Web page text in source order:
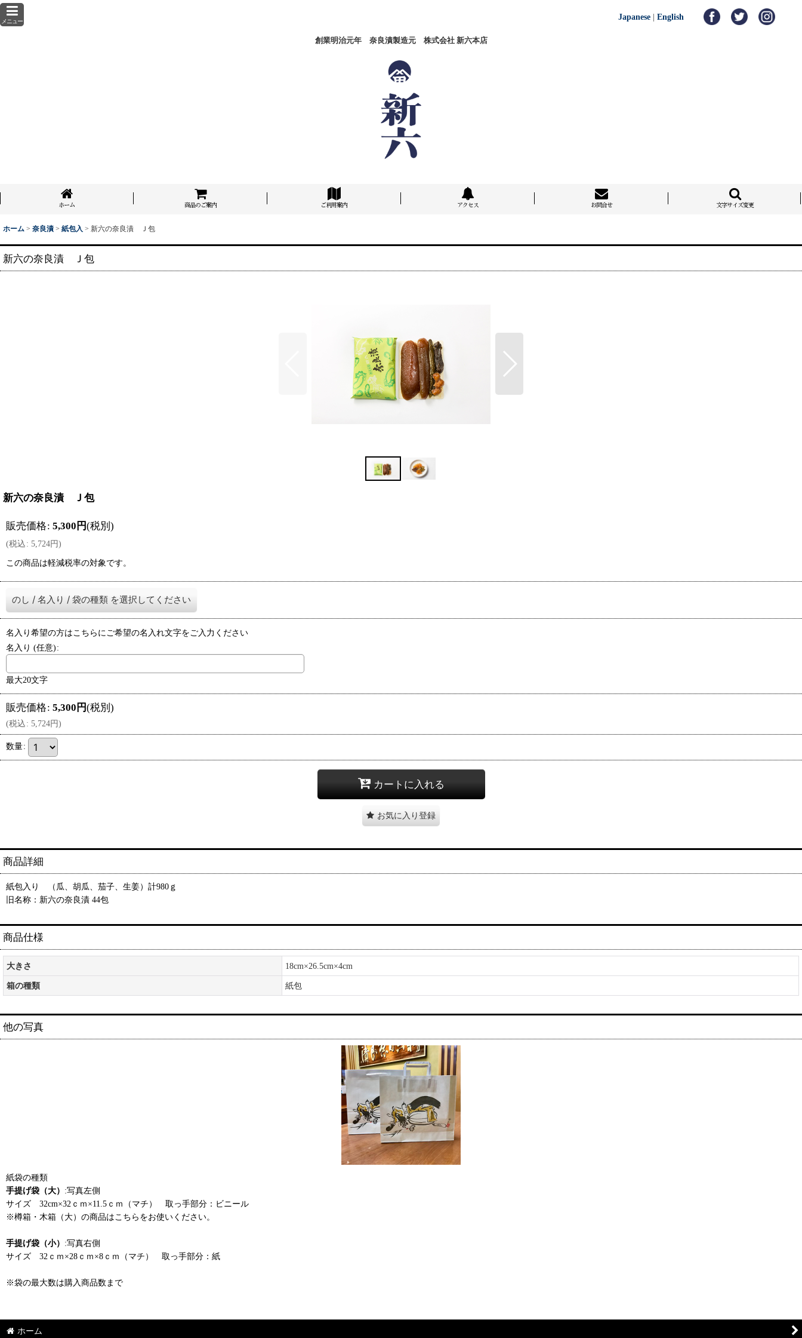
メニュー
創業明治元年 奈良漬製造元 株式会社 新六本店
Japanese |English
ホーム 商品のご案内 ご利用案内 アクセス お問合せ 文字サイズ変更
ホーム > 奈良漬 > 紙包入 > 新六の奈良漬 Ｊ包
新六の奈良漬 Ｊ包
新六の奈良漬 Ｊ包
販売価格: 5,300 円(税別)
(税込: 5,724円)
この商品は軽減税率の対象です。
のし / 名入り / 袋の種類 を選択してください
名入り希望の方はこちらにご希望の名入れ文字をご入力ください
名入り (任意):
最大20文字
販売価格: 5,300 円(税別)
(税込: 5,724円)
数量:
カートに入れる
お気に入り登録
商品詳細
紙包入り （瓜、胡瓜、茄子、生姜）計980ｇ
旧名称：新六の奈良漬 44包
商品仕様
大きさ 18cm×26.5cm×4cm
箱の種類 紙包
他の写真
紙袋の種類
手提げ袋（大） :写真左側
サイズ 32cm×32ｃｍ×11.5ｃｍ（マチ） 取っ手部分：ビニール
※樽箱・木箱（大）の商品はこちらをお使いください。
手提げ袋（小） :写真右側
サイズ 32ｃｍ×28ｃｍ×8ｃｍ（マチ） 取っ手部分：紙
※袋の最大数は購入商品数まで
ホーム